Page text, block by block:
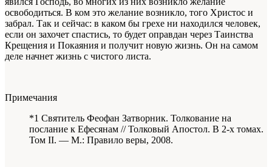
освободиться. В ком это желание возникло, того Христос и
забрал. Так и сейчас: в каком бы грехе ни находился человек,
если он захочет спастись, то будет оправдан через Таинства
Крещения и Покаяния и получит новую жизнь. Он на самом
деле начнет жизнь с чистого листа.
Примечания
*1 Святитель Феофан Затворник. Толкование на
послание к Ефесянам // Толковый Апостол. В 2-х томах.
Том II. — М.: Правило веры, 2008.